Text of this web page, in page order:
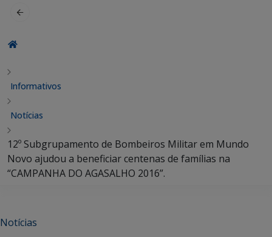
Informativos
Notícias
12º Subgrupamento de Bombeiros Militar em Mundo
Novo ajudou a beneficiar centenas de famílias na
“CAMPANHA DO AGASALHO 2016”.
Notícias